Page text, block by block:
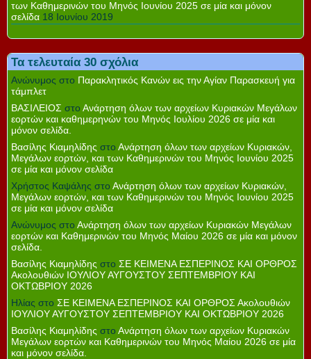
των Καθημερινών του Μηνός Ιουνίου 2025 σε μία και μόνον
σελίδα 18 Ιουνίου 2019
Τα τελευταία 30 σχόλια
Ανώνυμος στο Παρακλητικός Κανών εις την Αγίαν Παρασκευή για
τάμπλετ
ΒΑΣΙΛΕΙΟΣ στο Ανάρτηση όλων των αρχείων Κυριακών Μεγάλων
εορτών και καθημερηνών του Μηνός Ιουλίου 2026 σε μία και
μόνον σελίδα.
Βασίλης Κιαμηλίδης στο Ανάρτηση όλων των αρχείων Κυριακών,
Μεγάλων εορτών, και των Καθημερινών του Μηνός Ιουνίου 2025
σε μία και μόνον σελίδα
Χρήστος Καψάλης στο Ανάρτηση όλων των αρχείων Κυριακών,
Μεγάλων εορτών, και των Καθημερινών του Μηνός Ιουνίου 2025
σε μία και μόνον σελίδα
Ανώνυμος στο Ανάρτηση όλων των αρχείων Κυριακών Μεγάλων
εορτών και Καθημερινών του Μηνός Μαίου 2026 σε μία και μόνον
σελίδα.
Βασίλης Κιαμηλίδης στο ΣΕ ΚΕΙΜΕΝΑ ΕΣΠΕΡΙΝΟΣ ΚΑΙ ΟΡΘΡΟΣ
Ακολουθιών ΙΟΥΛΙΟΥ ΑΥΓΟΥΣΤΟΥ ΣΕΠΤΕΜΒΡΙΟΥ ΚΑΙ
ΟΚΤΩΒΡΙΟΥ 2026
Ηλίας στο ΣΕ ΚΕΙΜΕΝΑ ΕΣΠΕΡΙΝΟΣ ΚΑΙ ΟΡΘΡΟΣ Ακολουθιών
ΙΟΥΛΙΟΥ ΑΥΓΟΥΣΤΟΥ ΣΕΠΤΕΜΒΡΙΟΥ ΚΑΙ ΟΚΤΩΒΡΙΟΥ 2026
Βασίλης Κιαμηλίδης στο Ανάρτηση όλων των αρχείων Κυριακών
Μεγάλων εορτών και Καθημερινών του Μηνός Μαίου 2026 σε μία
και μόνον σελίδα.